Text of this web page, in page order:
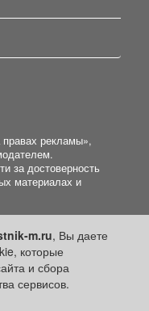
m.ru, Вы даете
которые
и сбора
сервисов.
рекламы»,
за достоверность
материалах и